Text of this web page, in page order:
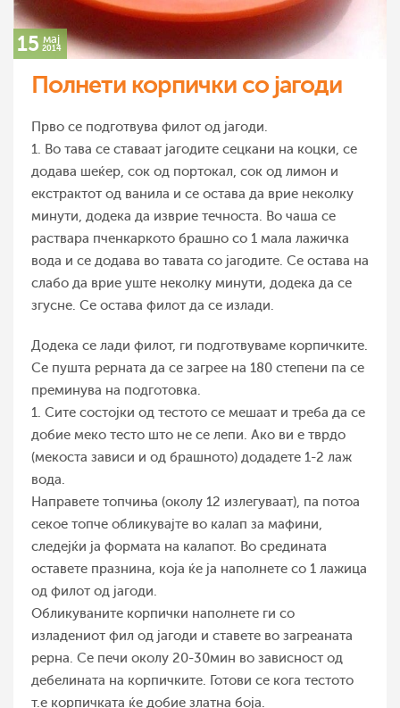
15 мај
2014
Полнети корпички со јагоди
Прво се подготвува филот од јагоди.
1. Во тава се ставаат јагодите сецкани на коцки, се
додава шеќер, сок од портокал, сок од лимон и
екстрактот од ванила и се остава да врие неколку
минути, додека да изврие течноста. Во чаша се
раствара пченкаркото брашно со 1 мала лажичка
вода и се додава во тавата со јагодите. Се остава на
слабо да врие уште неколку минути, додека да се
згусне. Се остава филот да се излади.
Додека се лади филот, ги подготвуваме корпичките.
Се пушта рерната да се загрее на 180 степени па се
преминува на подготовка.
1. Сите состојки од тестото се мешаат и треба да се
добие меко тесто што не се лепи. Ако ви е тврдо
(мекоста зависи и од брашното) додадете 1-2 лаж
вода.
Направете топчиња (околу 12 излегуваат), па потоа
секое топче обликувајте во калап за мафини,
следејќи ја формата на калапот. Во средината
оставете празнина, која ќе ја наполнете со 1 лажица
од филот од јагоди.
Обликуваните корпички наполнете ги со
изладениот фил од јагоди и ставете во загреаната
рерна. Се печи околу 20-30мин во зависност од
дебелината на корпичките. Готови се кога тестото
т.е корпичката ќе добие златна боја.